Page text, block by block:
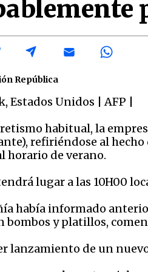
República
, Estados Unidos | AFP |
habitual, la
refiriéndose al
horario de verano.
lugar a las 10H00
había informado
bombos y platillos,
lanzamiento de un